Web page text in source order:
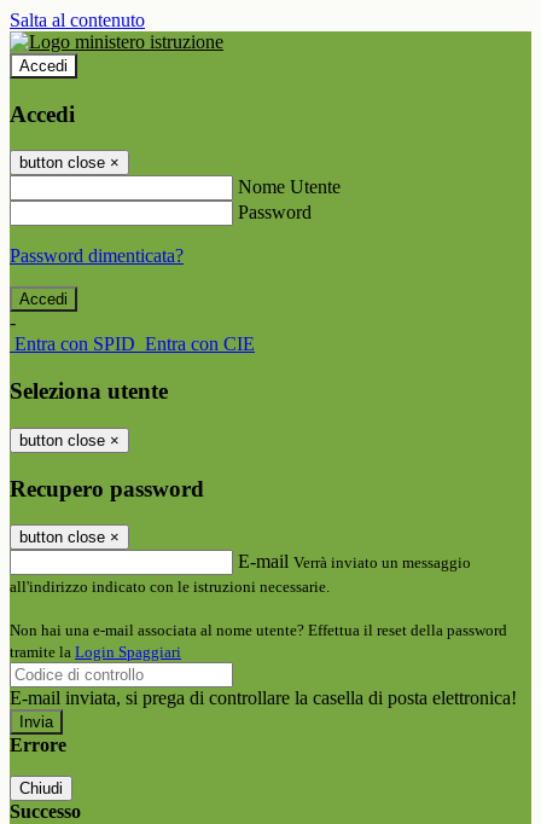
Salta al contenuto
Accedi
Accedi
button close ×
Nome Utente
Password
Password dimenticata?
-
Entra con SPID Entra con CIE
Seleziona utente
button close ×
Recupero password
button close ×
E-mail Verrà inviato un messaggio
all'indirizzo indicato con le istruzioni necessarie.
Non hai una e-mail associata al nome utente? Effettua il reset della password
tramite la Login Spaggiari
E-mail inviata, si prega di controllare la casella di posta elettronica!
Errore
Chiudi
Successo